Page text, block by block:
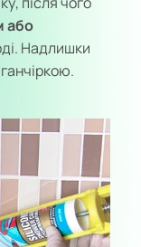
або
Надлишки